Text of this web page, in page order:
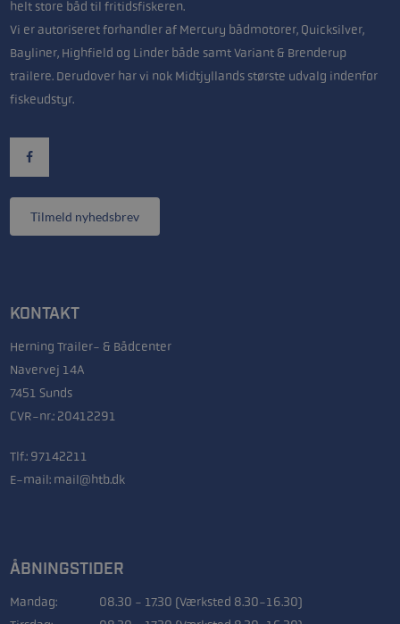
helt store båd til fritidsfiskeren.
Vi er autoriseret forhandler af Mercury bådmotorer, Quicksilver,
Bayliner, Highfield og Linder både samt Variant & Brenderup
trailere. Derudover har vi nok Midtjyllands største udvalg indenfor
fiskeudstyr.
Tilmeld nyhedsbrev
KONTAKT
Herning Trailer- & Bådcenter
Navervej 14A
7451 Sunds
CVR-nr.: 20412291
Tlf.: 97142211
E-mail: mail@htb.dk
ÅBNINGSTIDER
Mandag:
08.30 - 17.30 (Værksted 8.30-16.30)